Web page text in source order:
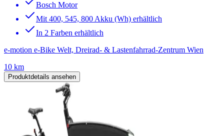
Bosch Motor
Mit 400, 545, 800 Akku (Wh) erhältlich
In 2 Farben erhältlich
e-motion e-Bike Welt, Dreirad- & Lastenfahrrad-Zentrum Wien
10 km
Produktdetails ansehen